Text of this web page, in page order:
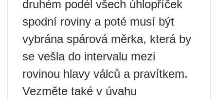
druhém podél všech úhlopříček
spodní roviny a poté musí být
vybrána spárová měrka, která by
se vešla do intervalu mezi
rovinou hlavy válců a pravítkem.
Vezměte také v úvahu